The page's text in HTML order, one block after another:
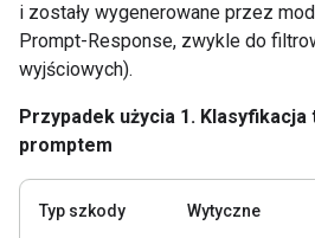
i zostały wygenerowane przez
Prompt-Response, zwykle do
wyjściowych).
Przypadek użycia 1.
promptem
Typ szkody Wytyczne